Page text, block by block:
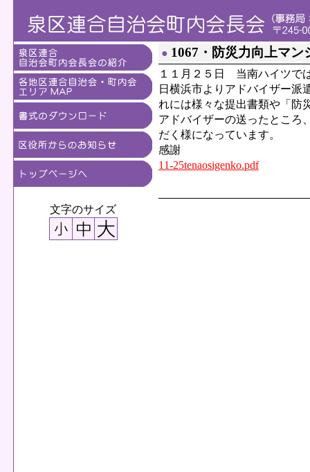
文字のサイズ
● 1067・防災力向上マ
１１月２５日 当南ハイツで
日横浜市よりアドバイザー派
れには様々な提出書類や「防
アドバイザーの送ったところ
だく様になっています。
感謝
11-25tenaosigenko.pdf